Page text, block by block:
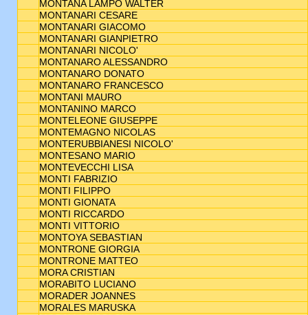
MONTANA LAMPO WALTER
MONTANARI CESARE
MONTANARI GIACOMO
MONTANARI GIANPIETRO
MONTANARI NICOLO'
MONTANARO ALESSANDRO
MONTANARO DONATO
MONTANARO FRANCESCO
MONTANI MAURO
MONTANINO MARCO
MONTELEONE GIUSEPPE
MONTEMAGNO NICOLAS
MONTERUBBIANESI NICOLO'
MONTESANO MARIO
MONTEVECCHI LISA
MONTI FABRIZIO
MONTI FILIPPO
MONTI GIONATA
MONTI RICCARDO
MONTI VITTORIO
MONTOYA SEBASTIAN
MONTRONE GIORGIA
MONTRONE MATTEO
MORA CRISTIAN
MORABITO LUCIANO
MORADER JOANNES
MORALES MARUSKA